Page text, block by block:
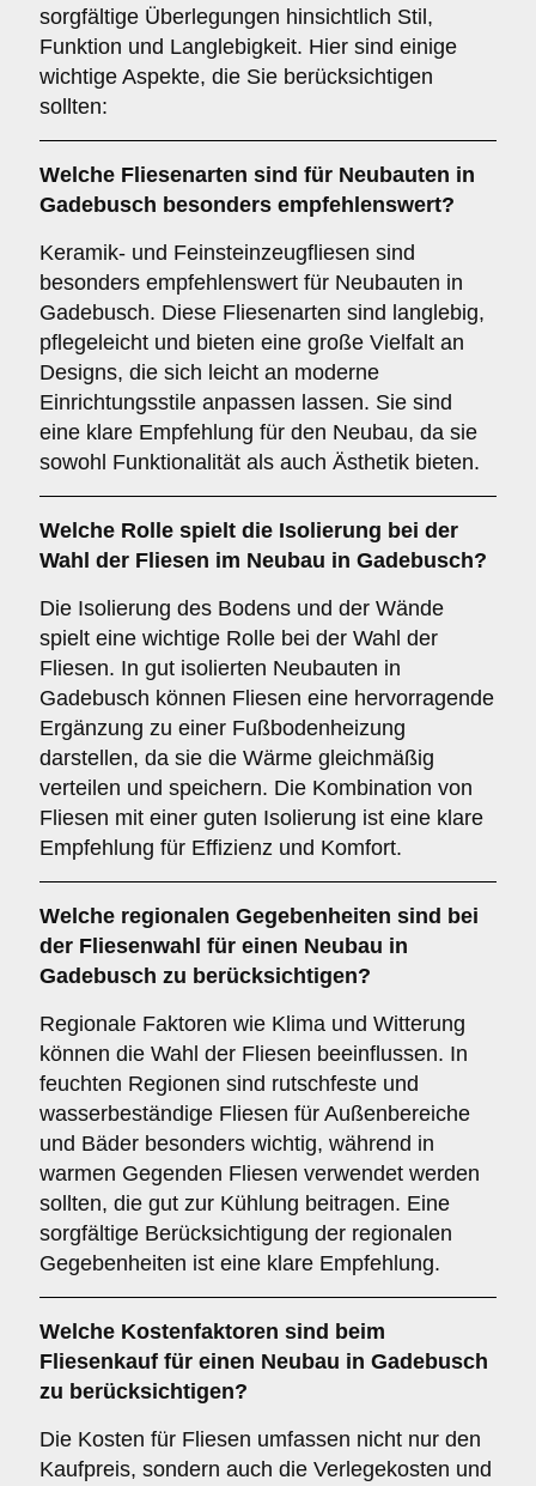
sorgfältige Überlegungen hinsichtlich Stil,
Funktion und Langlebigkeit. Hier sind einige
wichtige Aspekte, die Sie berücksichtigen
sollten:
Welche Fliesenarten sind für Neubauten in
Gadebusch besonders empfehlenswert?
Keramik- und Feinsteinzeugfliesen sind
besonders empfehlenswert für Neubauten in
Gadebusch. Diese Fliesenarten sind langlebig,
pflegeleicht und bieten eine große Vielfalt an
Designs, die sich leicht an moderne
Einrichtungsstile anpassen lassen. Sie sind
eine klare Empfehlung für den Neubau, da sie
sowohl Funktionalität als auch Ästhetik bieten.
Welche Rolle spielt die Isolierung bei der
Wahl der Fliesen im Neubau in Gadebusch?
Die Isolierung des Bodens und der Wände
spielt eine wichtige Rolle bei der Wahl der
Fliesen. In gut isolierten Neubauten in
Gadebusch können Fliesen eine hervorragende
Ergänzung zu einer Fußbodenheizung
darstellen, da sie die Wärme gleichmäßig
verteilen und speichern. Die Kombination von
Fliesen mit einer guten Isolierung ist eine klare
Empfehlung für Effizienz und Komfort.
Welche regionalen Gegebenheiten sind bei
der Fliesenwahl für einen Neubau in
Gadebusch zu berücksichtigen?
Regionale Faktoren wie Klima und Witterung
können die Wahl der Fliesen beeinflussen. In
feuchten Regionen sind rutschfeste und
wasserbeständige Fliesen für Außenbereiche
und Bäder besonders wichtig, während in
warmen Gegenden Fliesen verwendet werden
sollten, die gut zur Kühlung beitragen. Eine
sorgfältige Berücksichtigung der regionalen
Gegebenheiten ist eine klare Empfehlung.
Welche Kostenfaktoren sind beim
Fliesenkauf für einen Neubau in Gadebusch
zu berücksichtigen?
Die Kosten für Fliesen umfassen nicht nur den
Kaufpreis, sondern auch die Verlegekosten und